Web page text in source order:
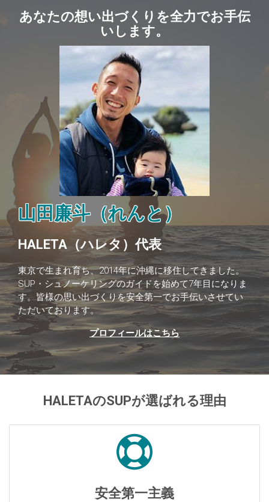
あなたの想い出づくりを全力でお手伝
いします。
山田廉斗（れんと）
HALETA（ハレタ）代表
東京で生まれ育ち、2014年に沖縄に移住してきました。
SUP・シュノーケリングのガイドを始めて7年目になりま
す。皆様の思い出づくりを安全第一でお手伝いさせてい
ただいております。
プロフィールはこちら
HALETAのSUPが選ばれる理由
安全第一主義